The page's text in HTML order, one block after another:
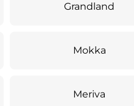
Grandland
Mokka
Meriva